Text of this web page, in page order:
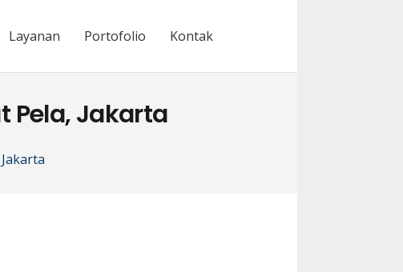
Layanan Portofolio Kontak
Pela, Jakarta